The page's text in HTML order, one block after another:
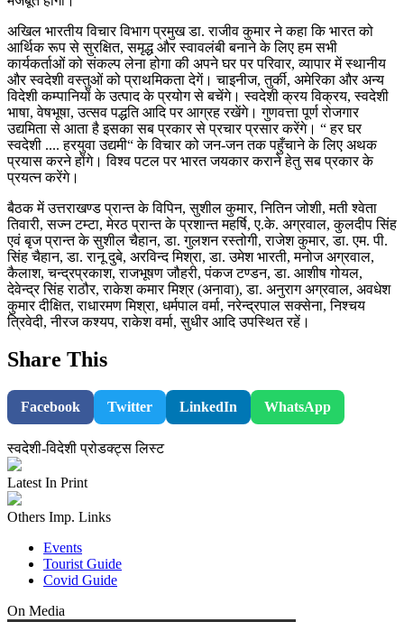
अखिल भारतीय विचार विभाग प्रमुख डा. राजीव कुमार ने कहा कि भारत को
आर्थिक रूप से सुरक्षित, समृद्ध और स्वावलंबी बनाने के लिए हम सभी
कार्यकर्ताओं को संकल्प लेना होगा की अपने घर पर परिवार, व्यापार में स्थानीय
और स्वदेशी वस्तुओं को प्राथमिकता देगें। चाइनीज, तुर्की, अमेरिका और अन्य
विदेशी कम्पानियों के उत्पाद के प्रयोग से बचेंगे। स्वदेशी क्रय विक्रय, स्वदेशी
भाषा, वेषभूषा, उत्सव पद्धति आदि पर आग्रह रखेंगे। गुणवत्ता पूर्ण रोजगार
उद्यमिता से आता है इसका सब प्रकार से प्रचार प्रसार करेंगे। “ हर घर
स्वदेशी .... हरयुवा उद्यमी“ के विचार को जन-जन तक पहुँचाने के लिए अथक
प्रयास करने होंगे। विश्व पटल पर भारत जयकार कराने हेतु सब प्रकार के
प्रयत्न करेंगे।
बैठक में उत्तराखण्ड प्रान्त के विपिन, सुशील कुमार, नितिन जोशी, मती श्वेता
तिवारी, सज्न टम्टा, मेरठ प्रान्त के प्रशान्त महर्षि, ए.के. अग्रवाल, कुलदीप सिंह
एवं बृज प्रान्त के सुशील चैहान, डा. गुलशन रस्तोगी, राजेश कुमार, डा. एम. पी.
सिंह चैहान, डा. रानू दुबे, अरविन्द मिश्रा, डा. उमेश भारती, मनोज अग्रवाल,
कैलाश, चन्द्रप्रकाश, राजभूषण जौहरी, पंकज टण्डन, डा. आशीष गोयल,
देवेन्द्र सिंह राठौर, राकेश कमार मिश्र (अनावा), डा. अनुराग अग्रवाल, अवधेश
कुमार दीक्षित, राधारमण मिश्रा, धर्मपाल वर्मा, नरेन्द्रपाल सक्सेना, निश्चय
त्रिवेदी, नीरज कश्यप, राकेश वर्मा, सुधीर आदि उपस्थित रहें।
Share This
Facebook Twitter LinkedIn WhatsApp
स्वदेशी-विदेशी प्रोडक्ट्स लिस्ट
Latest In Print
Others Imp. Links
Events
Tourist Guide
Covid Guide
On Media